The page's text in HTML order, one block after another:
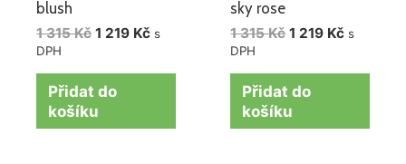
blush
1 315Kč 1 219 Kč s
DPH
Přidat do
košíku
sky rose
1 315Kč 1 219 Kč s
DPH
Přidat do
košíku